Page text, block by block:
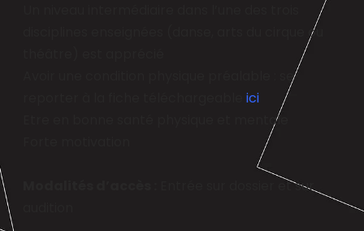
disciplines enseignées (danse, arts du cirque ou
Avoir une condition physique préalable : se
ici
Etre en bonne santé physique et mentale
Entrée sur dossier et sur